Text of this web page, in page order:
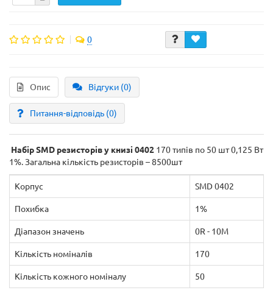
0
Опис Відгуки (0)
Питання-відповідь (0)
Набір SMD резисторів у книзі 0402 170 типів по 50 шт 0,125 Вт
1%. Загальна кількість резисторів – 8500шт
Корпус SMD 0402
Похибка 1%
Діапазон значень 0R - 10M
Кількість номіналів 170
Кількість кожного номіналу 50